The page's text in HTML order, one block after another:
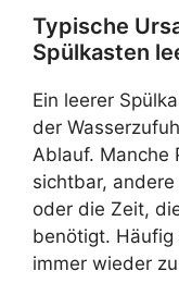
Typische
Spülkasten
Ein leerer
der
Ablauf. Manche
sichtbar,
oder die Zeit,
benötigt.
immer wieder